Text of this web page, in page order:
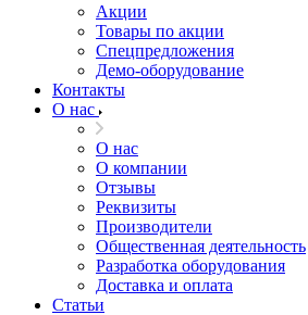
Акции
Товары по акции
Спецпредложения
Демо-оборудование
Контакты
О нас
О нас
О компании
Отзывы
Реквизиты
Производители
Общественная деятельность
Разработка оборудования
Доставка и оплата
Статьи